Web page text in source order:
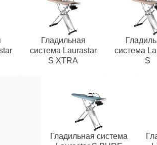
Гладильная
система Laurastar
S XTRA
система
S
Гладильная система